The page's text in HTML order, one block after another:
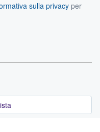
sulla privacy per